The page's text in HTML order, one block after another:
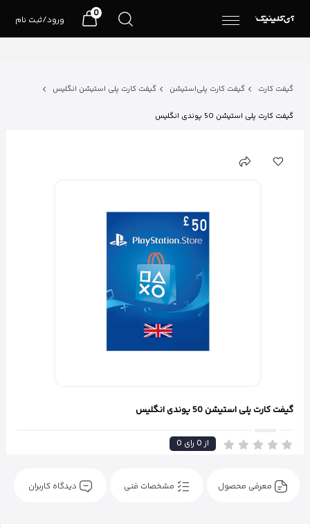
ورود/ثبت نام
0
گیفت کارت گیفت کارت پلی‌استیشن گیفت کارت پلی استیشن انگلیس
گیفت کارت پلی استیشن 50 پوندی انگلیس
گیفت کارت پلی استیشن 50 پوندی انگلیس
0 از0 رای
معرفی محصول مشخصات فنی دیدگاه کاربران